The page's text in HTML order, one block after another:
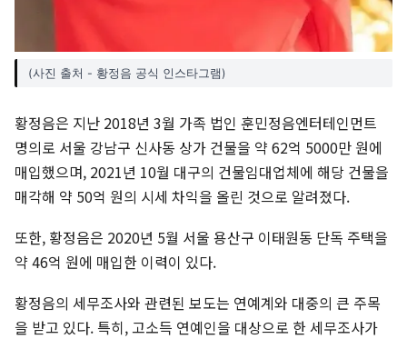
(사진 출처 - 황정음 공식 인스타그램)
황정음은 지난 2018년 3월 가족 법인 훈민정음엔터테인먼트
명의로 서울 강남구 신사동 상가 건물을 약 62억 5000만 원에
매입했으며, 2021년 10월 대구의 건물임대업체에 해당 건물을
매각해 약 50억 원의 시세 차익을 올린 것으로 알려졌다.
또한, 황정음은 2020년 5월 서울 용산구 이태원동 단독 주택을
약 46억 원에 매입한 이력이 있다.
황정음의 세무조사와 관련된 보도는 연예계와 대중의 큰 주목
을 받고 있다. 특히, 고소득 연예인을 대상으로 한 세무조사가